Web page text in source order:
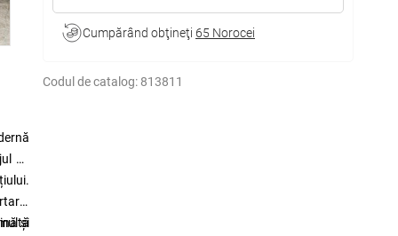
Cumpărând obţineţi 65 Norocei
Codul de catalog: 813811
de
și